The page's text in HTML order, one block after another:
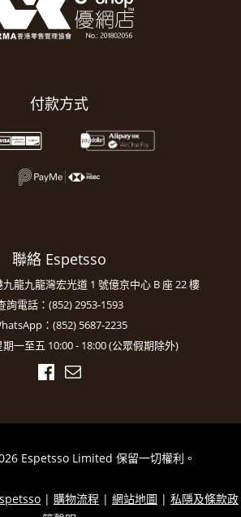
付款方式
聯絡 Espetsso
龍九龍灣宏光道 1 號億京中心 B 座 22 樓
詢電話：(852) 2953-1593
：(852) 5687-2235
一至五 10:00 - 18:00 (公眾假期除外)
Espetsso Limited 保留一切權利。
| 購物流程 | 網站地圖 | 私隱及條款政